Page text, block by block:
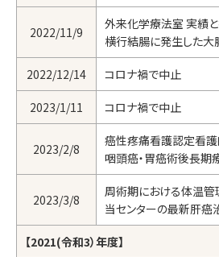
2022/11/9
外来化学療法室 実績
横行結腸に発生した大
2022/12/14 コロナ禍で中止
2023/1/11 コロナ禍で中止
2023/2/8
癌性疼痛看護認定看護
咽頭癌・胃癌術後長期
2023/3/8
周術期における体温管
当センターの最新肝癌
【2021(令和3）年度】